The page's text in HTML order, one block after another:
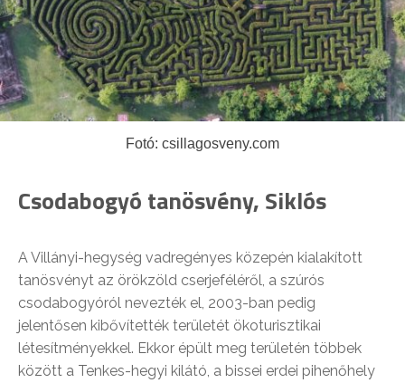
Fotó: csillagosveny.com
Csodabogyó tanösvény, Siklós
A Villányi-hegység vadregényes közepén kialakított
tanösvényt az örökzöld cserjeféléről, a szúrós
csodabogyóról nevezték el, 2003-ban pedig
jelentősen kibővítették területét ökoturisztikai
létesítményekkel. Ekkor épült meg területén többek
között a Tenkes-hegyi kilátó, a bissei erdei pihenőhely